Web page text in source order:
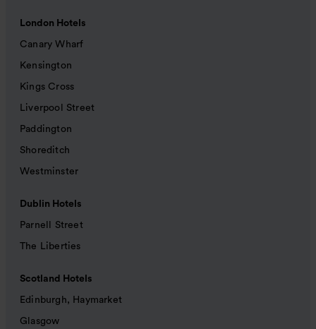
London Hotels
Canary Wharf
Kensington
Kings Cross
Liverpool Street
Paddington
Shoreditch
Westminster
Dublin Hotels
Parnell Street
The Liberties
Scotland Hotels
Edinburgh, Haymarket
Glasgow